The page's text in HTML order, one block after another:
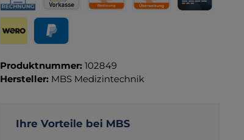
Rechnung für Behörden
Vorkasse
Produktnummer: 102849
Hersteller: MBS Medizintechnik
Ihre Vorteile bei MBS